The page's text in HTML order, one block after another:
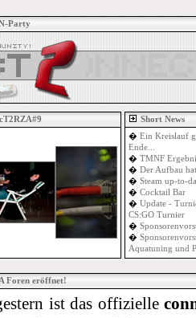
Party
Short News
� Ein Kreislauf
Ende...
� TMNF
� Der Aufbau
� Steam up-to-
� Cocktail Bar
� Update -
CS:GO Turnier
�
�
Aquatuning und
Foren eröffnet!
ist das offizielle